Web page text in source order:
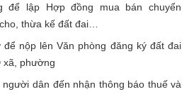
để lập Hợp đồng mua bán chuyển
thừa kế đất đai…
nộp lên Văn phòng đăng ký đất đai
xã, phường
dân đến nhận thông báo thuế và